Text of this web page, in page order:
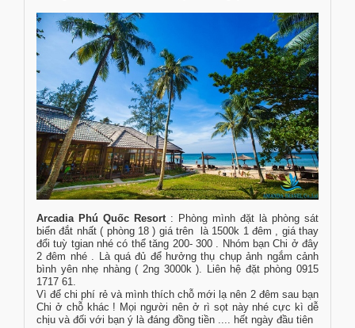
Arcadia Phú Quốc Resort: Phòng mình đặt là phòng sát
biển đắt nhất ( phòng 18 ) giá trên là 1500k 1 đêm , giá thay
đổi tuỳ tgian nhé có thể tăng 200- 300 . Nhóm bạn Chi ở đây
2 đêm nhé . Là quá đủ để hưởng thụ chụp ảnh ngắm cảnh
bình yên nhẹ nhàng ( 2ng 3000k ). Liên hệ đặt phòng 0915
1717 61.
Vì để chi phí rẻ và mình thích chỗ mới lạ nên 2 đêm sau bạn
Chi ở chỗ khác ! Mọi người nên ở rì sọt này nhé cực kì dễ
chịu và đối với bạn ý là đáng đồng tiền .... hết ngày đầu tiên